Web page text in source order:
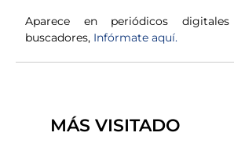
Aparece en periódicos
buscadores, Infórmate aquí.
MÁS VISITADO